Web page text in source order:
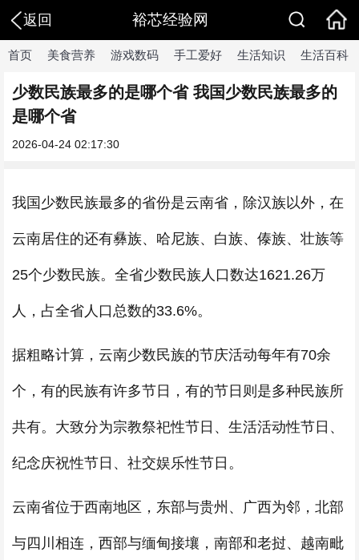
返回 裕芯经验网
首页 美食营养 游戏数码 手工爱好 生活知识 生活百科
少数民族最多的是哪个省 我国少数民族最多的
是哪个省
2026-04-24 02:17:30
我国少数民族最多的省份是云南省，除汉族以外，在
云南居住的还有彝族、哈尼族、白族、傣族、壮族等
25个少数民族。全省少数民族人口数达1621.26万
人，占全省人口总数的33.6%。
据粗略计算，云南少数民族的节庆活动每年有70余
个，有的民族有许多节日，有的节日则是多种民族所
共有。大致分为宗教祭祀性节日、生活活动性节日、
纪念庆祝性节日、社交娱乐性节日。
云南省位于西南地区，东部与贵州、广西为邻，北部
与四川相连，西部与缅甸接壤，南部和老挝、越南毗